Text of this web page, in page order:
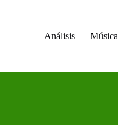
Análisis Música